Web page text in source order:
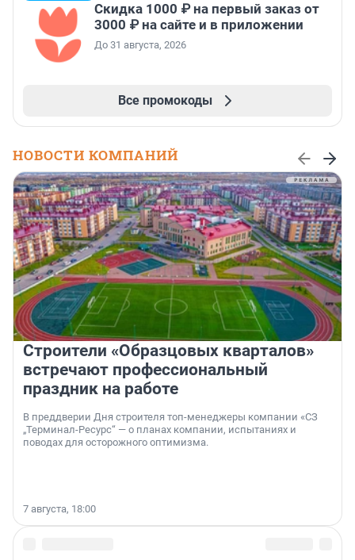
Скидка 1000 ₽ на первый заказ от
3000 ₽ на сайте и в приложении
До 31 августа, 2026
Все промокоды
НОВОСТИ КОМПАНИЙ
Строители «Образцовых кварталов»
встречают профессиональный
праздник на работе
В преддверии Дня строителя топ-менеджеры компании «СЗ
„Терминал-Ресурс“ — о планах компании, испытаниях и
поводах для осторожного оптимизма.
7 августа, 18:00